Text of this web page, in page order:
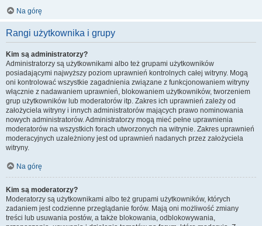
Na górę
Rangi użytkownika i grupy
Kim są administratorzy?
Administratorzy są użytkownikami albo też grupami użytkowników
posiadającymi najwyższy poziom uprawnień kontrolnych całej witryny. Mogą
oni kontrolować wszystkie zagadnienia związane z funkcjonowaniem witryny
włącznie z nadawaniem uprawnień, blokowaniem użytkowników, tworzeniem
grup użytkowników lub moderatorów itp. Zakres ich uprawnień zależy od
założyciela witryny i innych administratorów mających prawo nominowania
nowych administratorów. Administratorzy mogą mieć pełne uprawnienia
moderatorów na wszystkich forach utworzonych na witrynie. Zakres uprawnień
moderacyjnych uzależniony jest od uprawnień nadanych przez założyciela
witryny.
Na górę
Kim są moderatorzy?
Moderatorzy są użytkownikami albo też grupami użytkowników, których
zadaniem jest codzienne przeglądanie forów. Mają oni możliwość zmiany
treści lub usuwania postów, a także blokowania, odblokowywania,